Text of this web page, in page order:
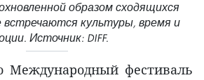
образом сходящихся
встречаются культуры, время и
Источник: DIFF.
Международный фестиваль